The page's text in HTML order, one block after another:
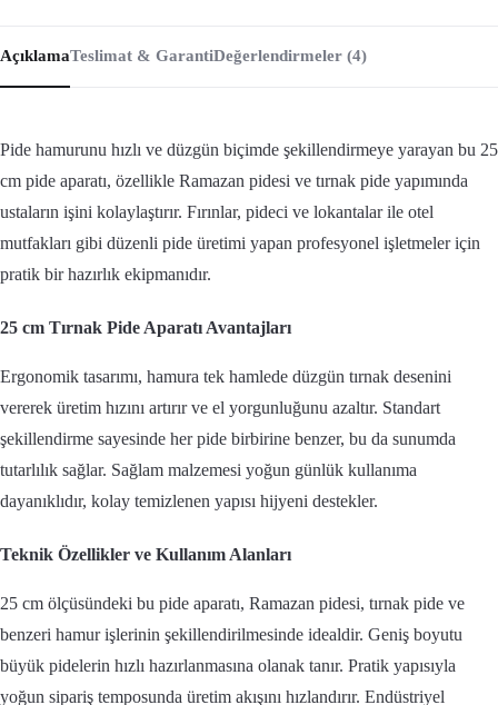
AçıklamaTeslimat & GarantiDeğerlendirmeler (4)
Pide hamurunu hızlı ve düzgün biçimde şekillendirmeye yarayan bu 25
cm pide aparatı, özellikle Ramazan pidesi ve tırnak pide yapımında
ustaların işini kolaylaştırır. Fırınlar, pideci ve lokantalar ile otel
mutfakları gibi düzenli pide üretimi yapan profesyonel işletmeler için
pratik bir hazırlık ekipmanıdır.
25 cm Tırnak Pide Aparatı Avantajları
Ergonomik tasarımı, hamura tek hamlede düzgün tırnak desenini
vererek üretim hızını artırır ve el yorgunluğunu azaltır. Standart
şekillendirme sayesinde her pide birbirine benzer, bu da sunumda
tutarlılık sağlar. Sağlam malzemesi yoğun günlük kullanıma
dayanıklıdır, kolay temizlenen yapısı hijyeni destekler.
Teknik Özellikler ve Kullanım Alanları
25 cm ölçüsündeki bu pide aparatı, Ramazan pidesi, tırnak pide ve
benzeri hamur işlerinin şekillendirilmesinde idealdir. Geniş boyutu
büyük pidelerin hızlı hazırlanmasına olanak tanır. Pratik yapısıyla
yoğun sipariş temposunda üretim akışını hızlandırır. Endüstriyel